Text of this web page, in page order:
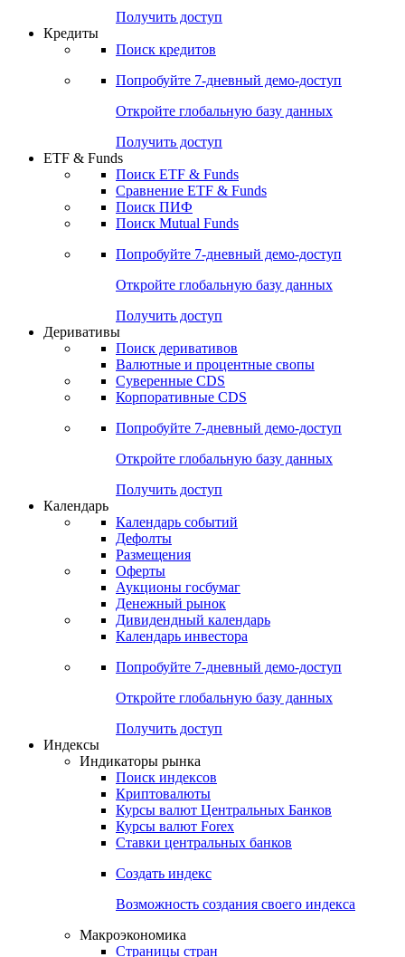
Попробуйте7-дневный
Откройте глобальную базу данных
Получить доступ
Поиск кредитов
Попробуйте7-дневный
Откройте глобальную базу данных
Получить доступ
ETF & Funds
Сравнение ETF & Funds
Поиск Mutual Funds
Попробуйте7-дневный
Откройте глобальную базу данных
Получить доступ
Деривативы
Валютные и процентные свопы
Корпоративные CDS
Попробуйте7-дневный
Откройте глобальную базу данных
Получить доступ
Календарь
Календарь событий
Дефолты
Размещения
Оферты
Денежный рынок
Календарь инвестора
Попробуйте7-дневный
Откройте глобальную базу данных
Получить доступ
Индикаторы рынка
Поиск индексов
Курсы валют Центральных Банков
Ставки центральных банков
Создать индекс